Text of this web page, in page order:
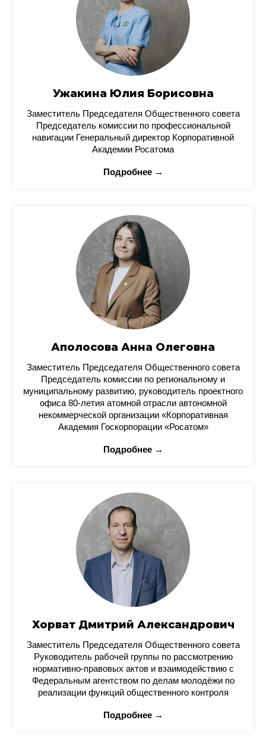
Ужакина Юлия Борисовна
Заместитель Председателя Общественного совета
Председатель комиссии по профессиональной
навигации Генеральный директор Корпоративной
Академии Росатома
Подробнее →
Аполосова Анна Олеговна
Заместитель Председателя Общественного совета
Председатель комиссии по региональному и
муниципальному развитию, руководитель проектного
офиса 80-летия атомной отрасли автономной
некоммерческой организации «Корпоративная
Академия Госкорпорации «Росатом»
Подробнее →
Хорват Дмитрий Александрович
Заместитель Председателя Общественного совета
Руководитель рабочей группы по рассмотрению
нормативно-правовых актов и взаимодействию с
Федеральным агентством по делам молодёжи по
реализации функций общественного контроля
Подробнее →